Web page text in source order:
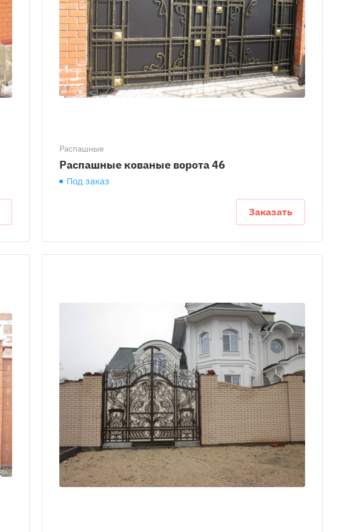
Распашные
Распашные кованые ворота 46
Под заказ
Заказать